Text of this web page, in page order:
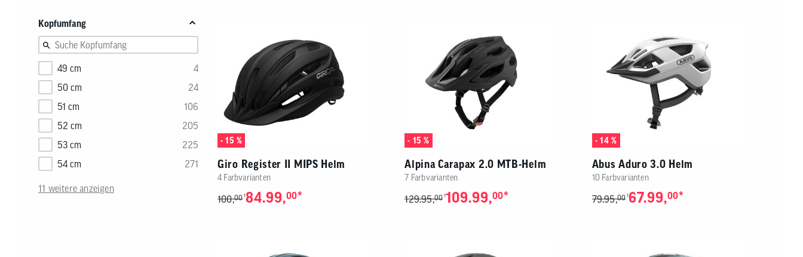
Kopfumfang
49 cm
4
50 cm
24
51 cm
106
52 cm
205
53 cm
225
54 cm
271
11 weitere anzeigen
- 15 %
Giro Register II MIPS Helm
4 Farbvarianten
100,00 184.99,00*
- 15 %
Alpina Carapax 2.0 MTB-Helm
7 Farbvarianten
129.95,00 1109.99,00*
- 14 %
Abus Aduro 3.0 Helm
10 Farbvarianten
79.95,00 167.99,00*